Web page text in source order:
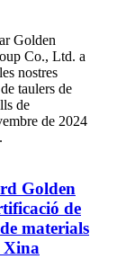
Golden
Co., Ltd. a
nostres
taulers de
de
de 2024
Golden
de
materials
Xina